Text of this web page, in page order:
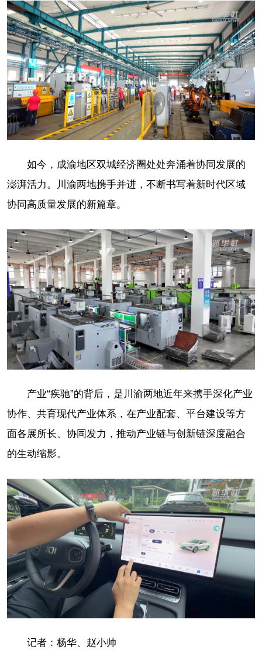
如今，成渝地区双城经济圈处处奔涌着协同发展的
澎湃活力。川渝两地携手并进，不断书写着新时代区域
协同高质量发展的新篇章。
产业“疾驰”的背后，是川渝两地近年来携手深化产业
协作、共育现代产业体系，在产业配套、平台建设等方
面各展所长、协同发力，推动产业链与创新链深度融合
的生动缩影。
记者：杨华、赵小帅